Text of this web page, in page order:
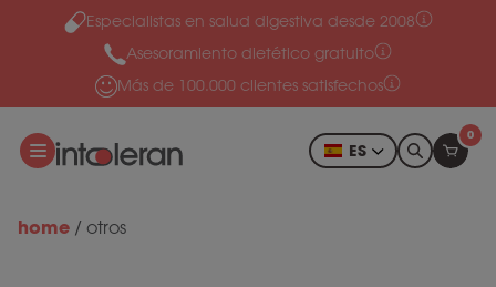
Ir al contenido
Especialistas en salud digestiva desde 2008
Asesoramiento dietético gratuito
Más de 100.000 clientes satisfechos
ES
0
home / otros